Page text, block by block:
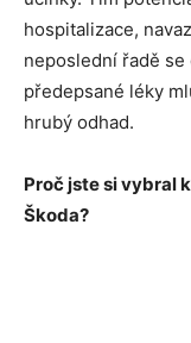
hospitalizace,
neposlední řadě
předepsané léky
hrubý odhad.
Proč jste si vybral
Škoda?